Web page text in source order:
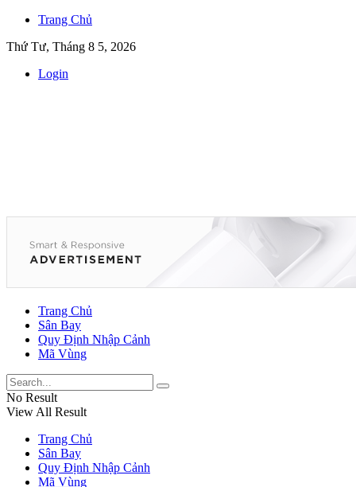
Trang Chủ
Thứ Tư, Tháng 8 5, 2026
Login
Trang Chủ
Sân Bay
Quy Định Nhập Cảnh
Mã Vùng
No Result
View All Result
Trang Chủ
Sân Bay
Quy Định Nhập Cảnh
Mã Vùng